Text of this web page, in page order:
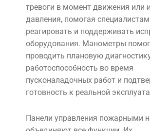
тревоги в момент движения или
давления, помогая
реагировать и поддерживать
оборудования. Манометры
проводить плановую
работоспособность во время
пусконаладочных работ и
готовность к реальной
Панели управления пожарными